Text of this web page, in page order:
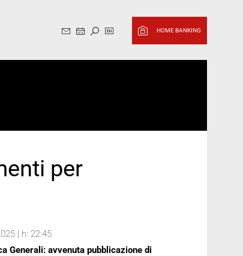
Website in English, switch to
HOME BANKING
per
| h: 22:45
Generali: avvenuta pubblicazione di